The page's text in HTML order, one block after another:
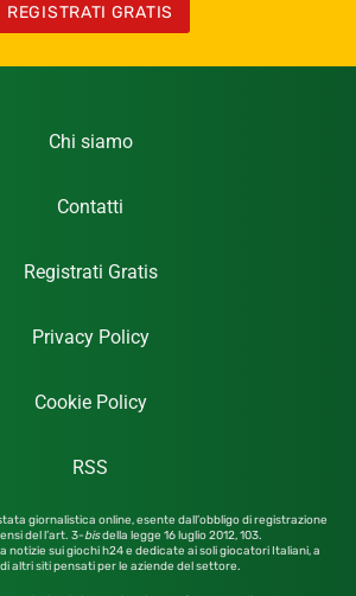
REGISTRATI GRATIS
Chi siamo
Contatti
Registrati Gratis
Privacy Policy
Cookie Policy
RSS
giornalistica online, esente dall’obbligo di registrazione
del l’art. 3-bisdella legge 16 luglio 2012,103.
notizie sui giochi h24 e dedicate ai soli giocatori Italiani, a
altri siti pensati per le aziende del settore.